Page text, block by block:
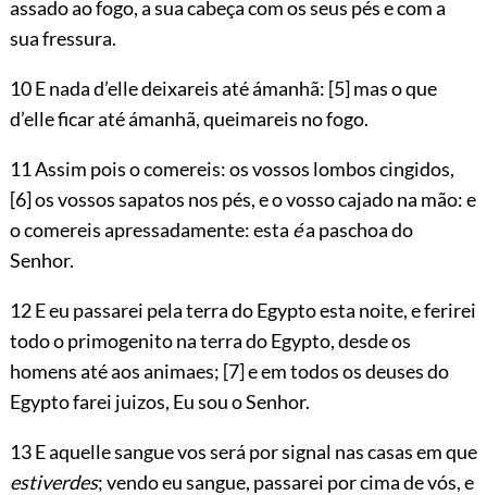
assado ao fogo, a sua cabeçacom os seus pés e com a
sua fressura.
10 E nada d’elle deixareis até ámanhã: [5]mas o que
d’elle ficar até ámanhã, queimareis no fogo.
11 Assim pois o comereis: os vossos lombos cingidos,
[6]os vossos sapatos nos pés, e o vosso cajado na mão: e
o comereis apressadamente: esta éa paschoa do
Senhor.
12 E eu passarei pela terra do Egypto esta noite, e ferirei
todo o primogenito na terra do Egypto, desde os
homens até aos animaes; [7]e em todos os deuses do
Egypto farei juizos, Eu sou o Senhor.
13 E aquelle sangue vos será por signal nas casas em que
estiverdes; vendo eu sangue, passarei por cima de vós, e